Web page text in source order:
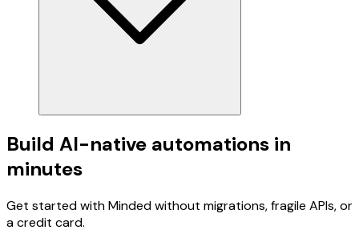
Build AI-native automations in
minutes
Get started with Minded without migrations, fragile APIs, or
a credit card.